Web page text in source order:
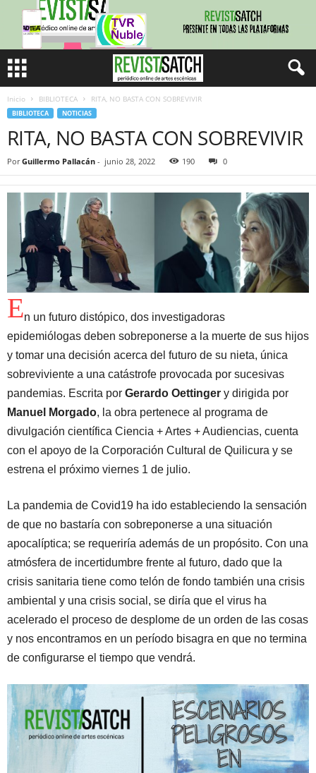
Inicio BIBLIOTECA RITA, NO BASTA CON SOBREVIVIR
BIBLIOTECA NOTICIAS
RITA, NO BASTA CON SOBREVIVIR
Por Guillermo Pallacán - junio 28, 2022 190 0
En un futuro distópico, dos investigadoras
epidemiólogas deben sobreponerse a la muerte de sus hijos
y tomar una decisión acerca del futuro de su nieta, única
sobreviviente a una catástrofe provocada por sucesivas
pandemias. Escrita por Gerardo Oettinger y dirigida por
Manuel Morgado, la obra pertenece al programa de
divulgación científica Ciencia + Artes + Audiencias, cuenta
con el apoyo de la Corporación Cultural de Quilicura y se
estrena el próximo viernes 1 de julio.
La pandemia de Covid19 ha ido estableciendo la sensación
de que no bastaría con sobreponerse a una situación
apocalíptica; se requeriría además de un propósito. Con una
atmósfera de incertidumbre frente al futuro, dado que la
crisis sanitaria tiene como telón de fondo también una crisis
ambiental y una crisis social, se diría que el virus ha
acelerado el proceso de desplome de un orden de las cosas
y nos encontramos en un período bisagra en que no termina
de configurarse el tiempo que vendrá.